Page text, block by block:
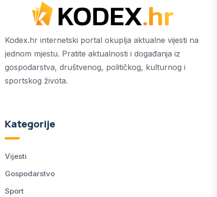
Kodex.hr internetski portal okuplja aktualne vijesti na
jednom mjestu. Pratite aktualnosti i događanja iz
gospodarstva, društvenog, političkog, kulturnog i
sportskog života.
Kategorije
Vijesti
Gospodarstvo
Sport